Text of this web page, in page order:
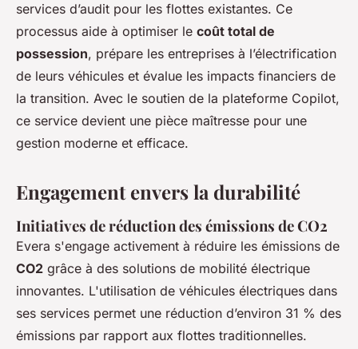
services d’audit pour les flottes existantes. Ce
processus aide à optimiser le coût total de
possession, prépare les entreprises à l’électrification
de leurs véhicules et évalue les impacts financiers de
la transition. Avec le soutien de la plateforme Copilot,
ce service devient une pièce maîtresse pour une
gestion moderne et efficace.
Engagement envers la durabilité
Initiatives de réduction des émissions de CO2
Evera s'engage activement à réduire les émissions de
CO2 grâce à des solutions de mobilité électrique
innovantes. L'utilisation de véhicules électriques dans
ses services permet une réduction d’environ 31 % des
émissions par rapport aux flottes traditionnelles.